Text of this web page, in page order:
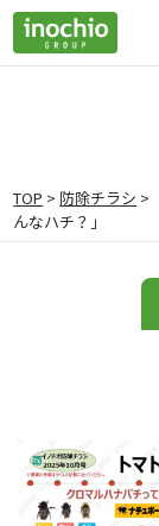
TOP > 防除チラシ >
んなハチ？」